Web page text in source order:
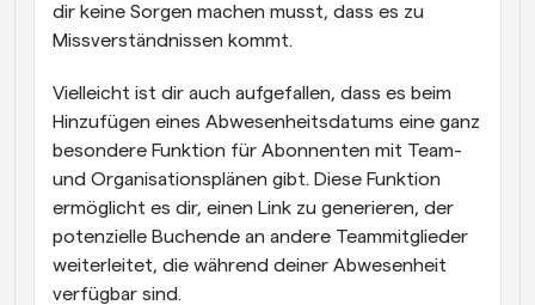
dir keine Sorgen machen musst, dass es zu
Missverständnissen kommt.
Vielleicht ist dir auch aufgefallen, dass es beim
Hinzufügen eines Abwesenheitsdatums eine ganz
besondere Funktion für Abonnenten mit Team-
und Organisationsplänen gibt. Diese Funktion
ermöglicht es dir, einen Link zu generieren, der
potenzielle Buchende an andere Teammitglieder
weiterleitet, die während deiner Abwesenheit
verfügbar sind.